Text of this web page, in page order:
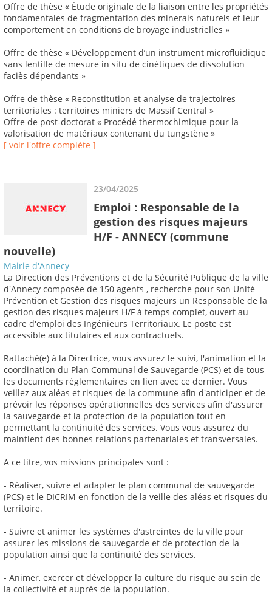
Offre de thèse « Étude originale de la liaison entre les propriétés
fondamentales de fragmentation des minerais naturels et leur
comportement en conditions de broyage industrielles »
Offre de thèse « Développement d’un instrument microfluidique
sans lentille de mesure in situ de cinétiques de dissolution
faciès dépendants »
Offre de thèse « Reconstitution et analyse de trajectoires
territoriales : territoires miniers de Massif Central »
Offre de post-doctorat « Procédé thermochimique pour la
valorisation de matériaux contenant du tungstène »
[ voir l'offre complète ]
23/04/2025
Emploi : Responsable de la
gestion des risques majeurs
H/F - ANNECY (commune
nouvelle)
Mairie d'Annecy
La Direction des Préventions et de la Sécurité Publique de la ville
d'Annecy composée de 150 agents , recherche pour son Unité
Prévention et Gestion des risques majeurs un Responsable de la
gestion des risques majeurs H/F à temps complet, ouvert au
cadre d'emploi des Ingénieurs Territoriaux. Le poste est
accessible aux titulaires et aux contractuels.
Rattaché(e) à la Directrice, vous assurez le suivi, l'animation et la
coordination du Plan Communal de Sauvegarde (PCS) et de tous
les documents réglementaires en lien avec ce dernier. Vous
veillez aux aléas et risques de la commune afin d'anticiper et de
prévoir les réponses opérationnelles des services afin d'assurer
la sauvegarde et la protection de la population tout en
permettant la continuité des services. Vous vous assurez du
maintient des bonnes relations partenariales et transversales.
A ce titre, vos missions principales sont :
- Réaliser, suivre et adapter le plan communal de sauvegarde
(PCS) et le DICRIM en fonction de la veille des aléas et risques du
territoire.
- Suivre et animer les systèmes d'astreintes de la ville pour
assurer les missions de sauvegarde et de protection de la
population ainsi que la continuité des services.
- Animer, exercer et développer la culture du risque au sein de
la collectivité et auprès de la population.